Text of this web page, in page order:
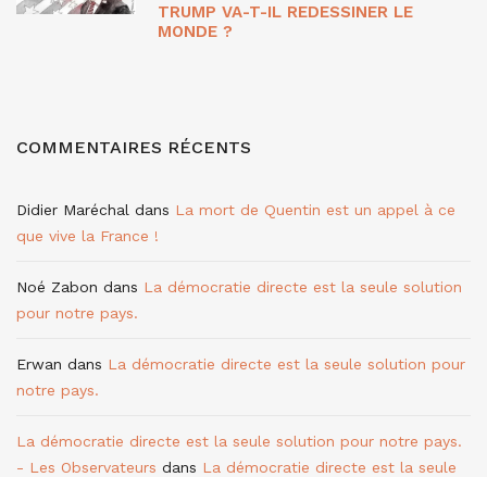
TRUMP VA-T-IL REDESSINER LE
MONDE ?
COMMENTAIRES RÉCENTS
Didier Maréchal dans La mort de Quentin est un appel à ce
que vive la France !
Noé Zabon dans La démocratie directe est la seule solution
pour notre pays.
Erwan dans La démocratie directe est la seule solution pour
notre pays.
La démocratie directe est la seule solution pour notre pays.
- Les Observateurs dans La démocratie directe est la seule